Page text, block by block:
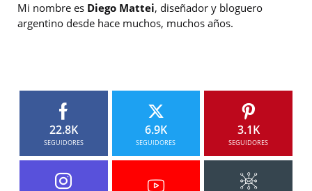
Mi nombre es Diego Mattei, diseñador y bloguero
argentino desde hace muchos, muchos años.
22.8K
SEGUIDORES
6.9K
SEGUIDORES
3.1K
SEGUIDORES